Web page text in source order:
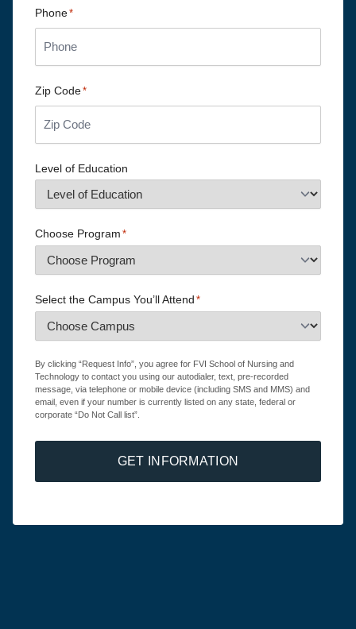
Phone*
Zip Code*
Level of Education
Choose Program *
Select the Campus You’ll Attend *
By clicking “Request Info”, you agree for FVI School of Nursing and
Technology to contact you using our autodialer, text, pre-recorded
message, via telephone or mobile device (including SMS and MMS) and
email, even if your number is currently listed on any state, federal or
corporate “Do Not Call list”.
GET INFORMATION